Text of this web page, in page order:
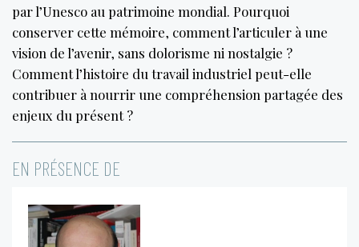
par l’Unesco au patrimoine mondial. Pourquoi
conserver cette mémoire, comment l’articuler à une
vision de l’avenir, sans dolorisme ni nostalgie ?
Comment l’histoire du travail industriel peut-elle
contribuer à nourrir une compréhension partagée des
enjeux du présent ?
EN PRÉSENCE DE